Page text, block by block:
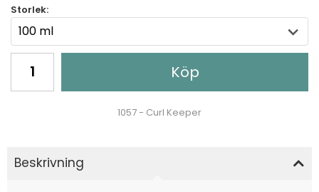
Storlek:
Köp
1057 - Curl Keeper
Beskrivning